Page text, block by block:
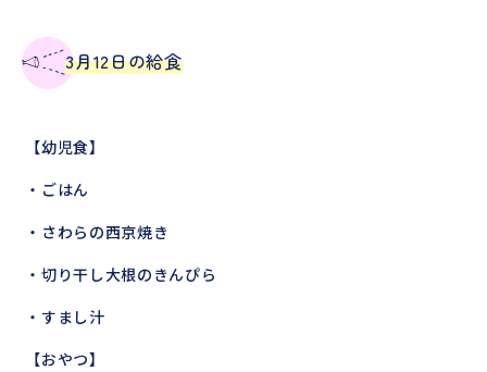
3月12日の給食
【幼児食】
・ごはん
・さわらの西京焼き
・切り干し大根のきんぴら
・すまし汁
【おやつ】